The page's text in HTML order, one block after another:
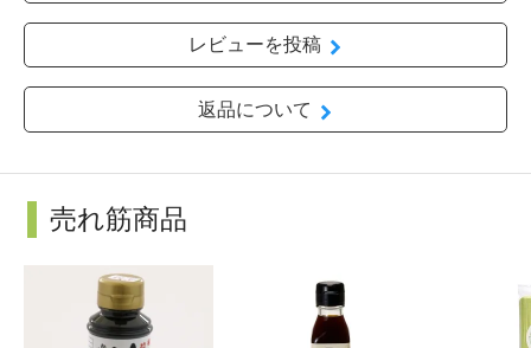
レビューを投稿
返品について
売れ筋商品